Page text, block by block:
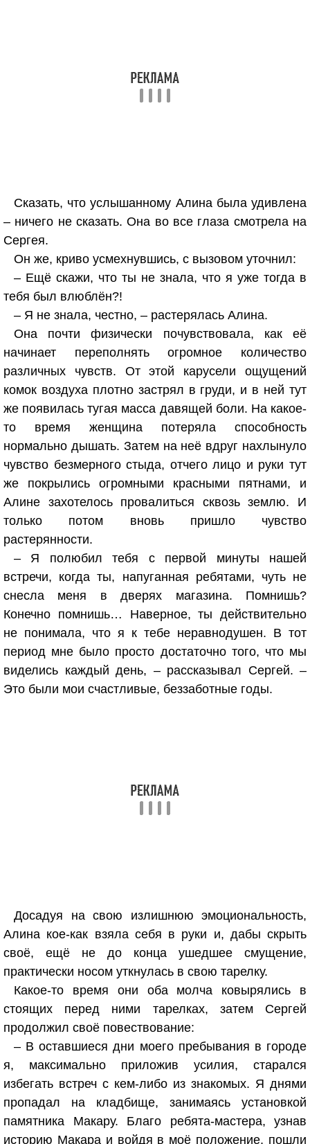
Сказать, что услышанному Алина была удивлена
– ничего не сказать. Она во все глаза смотрела на
Сергея.
Он же, криво усмехнувшись, с вызовом уточнил:
– Ещё скажи, что ты не знала, что я уже тогда в
тебя был влюблён?!
– Я не знала, честно, – растерялась Алина.
Она почти физически почувствовала, как её
начинает переполнять огромное количество
различных чувств. От этой карусели ощущений
комок воздуха плотно застрял в груди, и в ней тут
же появилась тугая масса давящей боли. На какое-
то время женщина потеряла способность
нормально дышать. Затем на неё вдруг нахлынуло
чувство безмерного стыда, отчего лицо и руки тут
же покрылись огромными красными пятнами, и
Алине захотелось провалиться сквозь землю. И
только потом вновь пришло чувство
растерянности.
– Я полюбил тебя с первой минуты нашей
встречи, когда ты, напуганная ребятами, чуть не
снесла меня в дверях магазина. Помнишь?
Конечно помнишь… Наверное, ты действительно
не понимала, что я к тебе неравнодушен. В тот
период мне было просто достаточно того, что мы
виделись каждый день, – рассказывал Сергей. –
Это были мои счастливые, беззаботные годы.
Досадуя на свою излишнюю эмоциональность,
Алина кое-как взяла себя в руки и, дабы скрыть
своё, ещё не до конца ушедшее смущение,
практически носом уткнулась в свою тарелку.
Какое-то время они оба молча ковырялись в
стоящих перед ними тарелках, затем Сергей
продолжил своё повествование:
– В оставшиеся дни моего пребывания в городе
я, максимально приложив усилия, старался
избегать встреч с кем-либо из знакомых. Я днями
пропадал на кладбище, занимаясь установкой
памятника Макару. Благо ребята-мастера, узнав
историю Макара и войдя в моё положение, пошли